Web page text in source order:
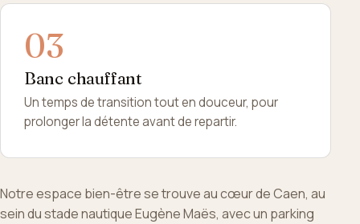
Banc chauffant
Un temps de transition tout en douceur, pour
prolonger la détente avant de repartir.
Notre espace bien-être se trouve au cœur de Caen, au
sein du stade nautique Eugène Maës, avec un parking